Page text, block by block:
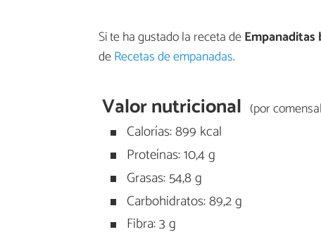
Si te ha gustado la receta deEmpanaditas
deRecetas de empanadas.
Valor nutricional (por
Calorías: 899 kcal
Proteínas: 10,4 g
Grasas: 54,8 g
Carbohidratos: 89,2 g
Fibra: 3 g